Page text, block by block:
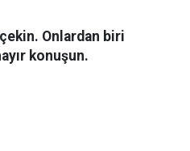
Onlardan biri
konuşun.